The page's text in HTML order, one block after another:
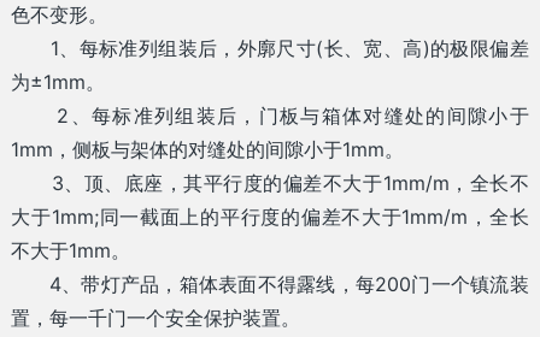
色不变形。
1、每标准列组装后，外廓尺寸(长、宽、高)的极限偏差
为±1mm。
2、每标准列组装后，门板与箱体对缝处的间隙小于
1mm，侧板与架体的对缝处的间隙小于1mm。
3、顶、底座，其平行度的偏差不大于1mm/m，全长不
大于1mm;同一截面上的平行度的偏差不大于1mm/m，全长
不大于1mm。
4、带灯产品，箱体表面不得露线，每200门一个镇流装
置，每一千门一个安全保护装置。